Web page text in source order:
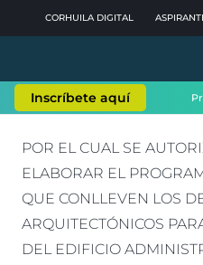
CORHUILA DIGITAL
Inscríbete aquí
POR EL CUAL SE
ELABORAR EL
QUE CONLLEVEN LOS
ARQUITECTÓNICOS
DEL EDIFICIO